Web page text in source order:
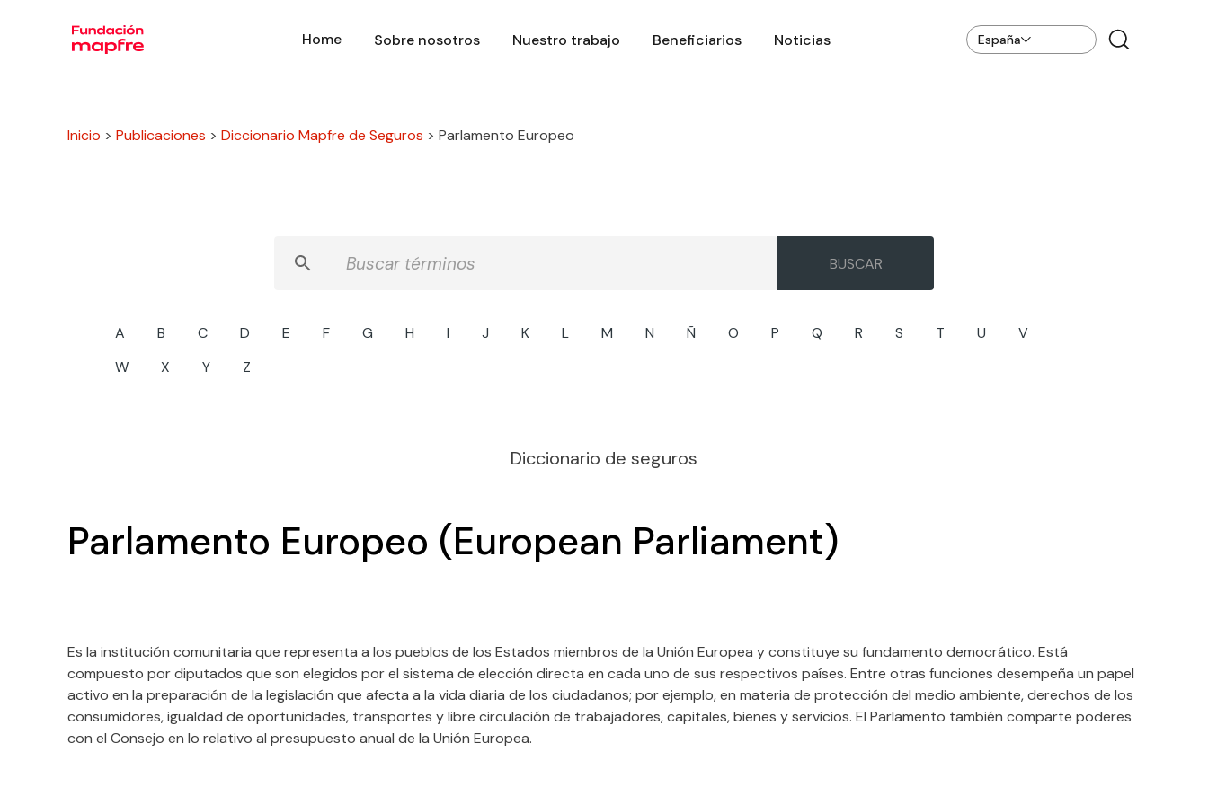
Home Sobre nosotros Nuestro trabajo Beneficiarios Noticias España
Inicio > Publicaciones > Diccionario Mapfre de Seguros > Parlamento Europeo
A B C D E F G H I J K L M N Ñ O P Q R S T U
V
W
X Y Z
Diccionario de seguros
Parlamento Europeo (European Parliament)
Es la institución comunitaria que representa a los pueblos de los Estados miembros de la Unión Europea y constituye su fundamento democrático. Está
compuesto por diputados que son elegidos por el sistema de elección directa en cada uno de sus respectivos países. Entre otras funciones desempeña un papel
activo en la preparación de la legislación que afecta a la vida diaria de los ciudadanos; por ejemplo, en materia de protección del medio ambiente, derechos de los
consumidores, igualdad de oportunidades, transportes y libre circulación de trabajadores, capitales, bienes y servicios. El Parlamento también comparte poderes
con el Consejo en lo relativo al presupuesto anual de la Unión Europea.